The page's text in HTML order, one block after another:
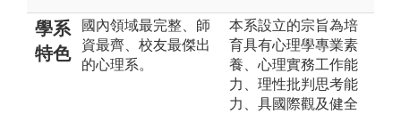
學系
特色
國內領域最完整、師
資最齊、校友最傑出
的心理系。
本系設立的宗旨為培
育具有心理學專業素
養、心理實務工作能
力、理性批判思考能
力、具國際觀及健全